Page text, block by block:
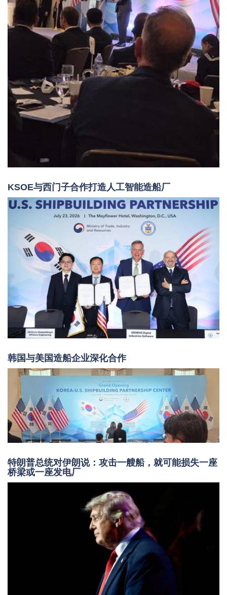
KSOE与西门子合作打造人工智能造船厂
韩国与美国造船企业深化合作
特朗普总统对伊朗说：攻击一艘船，就可能损失一座
桥梁或一座发电厂